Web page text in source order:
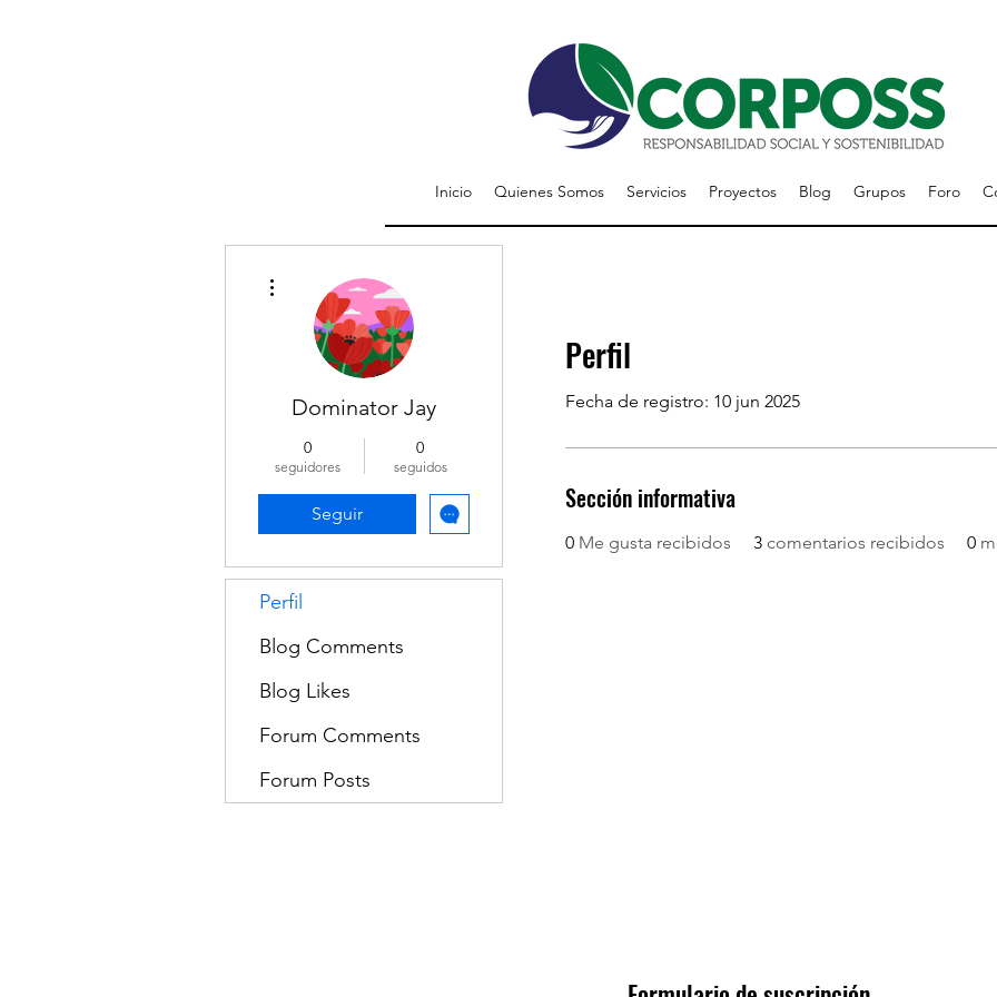
Inicio Quienes Somos Servicios Proyectos Blog Grupos Foro
Perfil
Fecha de registro: 10 jun 2025
Sección informativa
0 Me gusta recibidos 3 comentarios recibidos 0
Dominator Jay
0
seguidores
0
seguidos
Seguir
Perfil
Blog Comments
Blog Likes
Forum Comments
Forum Posts